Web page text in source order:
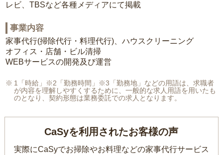
レビ、TBSなど各種メディアにて掲載
事業内容
家事代行(掃除代行・料理代行)、ハウスクリーニング
オフィス・店舗・ビル清掃
WEBサービスの開発及び運営
1「時給」※2「勤務時間」※3「勤務地」などの用語は、求職者
が内容を理解しやすくするために、一般的な求人用語を用いたも
のとなり、契約形態は業務委託での求人となります。
CaSyを利用されたお客様の声
実際にCaSyでお掃除やお料理などの家事代行サービス